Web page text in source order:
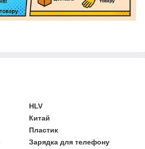
HLV
Китай
Пластик
Зарядка для телефону